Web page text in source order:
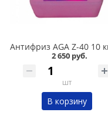
2 650 руб.
шт
В корзину